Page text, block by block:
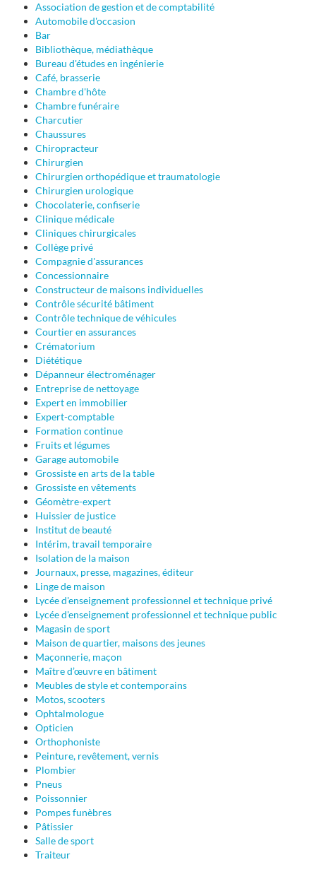
Association de gestion et de comptabilité
Automobile d'occasion
Bar
Bibliothèque, médiathèque
Bureau d'études en ingénierie
Café, brasserie
Chambre d'hôte
Chambre funéraire
Charcutier
Chaussures
Chiropracteur
Chirurgien
Chirurgien orthopédique et traumatologie
Chirurgien urologique
Chocolaterie, confiserie
Clinique médicale
Cliniques chirurgicales
Collège privé
Compagnie d'assurances
Concessionnaire
Constructeur de maisons individuelles
Contrôle sécurité bâtiment
Contrôle technique de véhicules
Courtier en assurances
Crématorium
Diététique
Dépanneur électroménager
Entreprise de nettoyage
Expert en immobilier
Expert-comptable
Formation continue
Fruits et légumes
Garage automobile
Grossiste en arts de la table
Grossiste en vêtements
Géomètre-expert
Huissier de justice
Institut de beauté
Intérim, travail temporaire
Isolation de la maison
Journaux, presse, magazines, éditeur
Linge de maison
Lycée d'enseignement professionnel et technique privé
Lycée d'enseignement professionnel et technique public
Magasin de sport
Maison de quartier, maisons des jeunes
Maçonnerie, maçon
Maître d’œuvre en bâtiment
Meubles de style et contemporains
Motos, scooters
Ophtalmologue
Opticien
Orthophoniste
Peinture, revêtement, vernis
Plombier
Pneus
Poissonnier
Pompes funèbres
Pâtissier
Salle de sport
Traiteur